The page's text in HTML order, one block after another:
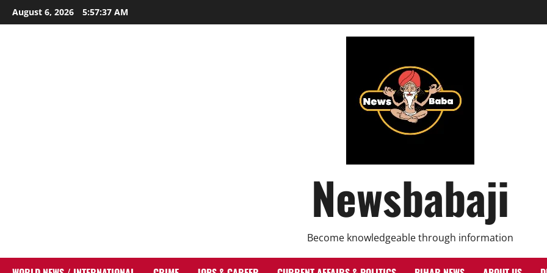
Skip
to
August 6, 2026 5:57:38 AM
Newsbabaji
Become knowledgeable through information